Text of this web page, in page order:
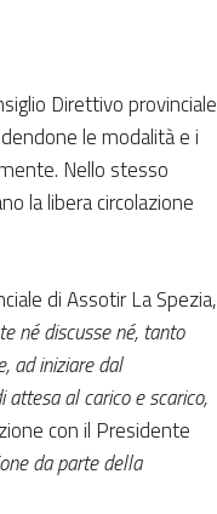
Direttivo provinciale
le modalità e i
Nello stesso
la libera circolazione
di Assotir La Spezia,
né discusse né, tanto
ad iniziare dal
al carico e scarico,
con il Presidente
da parte della